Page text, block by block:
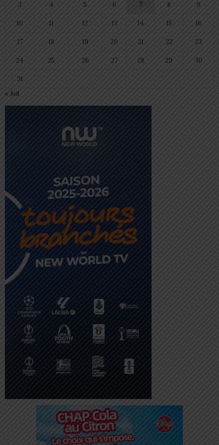
3 4 5 6 7 8 9
10 11 12 13 14 15 16
17 18 19 20 21 22 23
24 25 26 27 28 29 30
31
« Juil